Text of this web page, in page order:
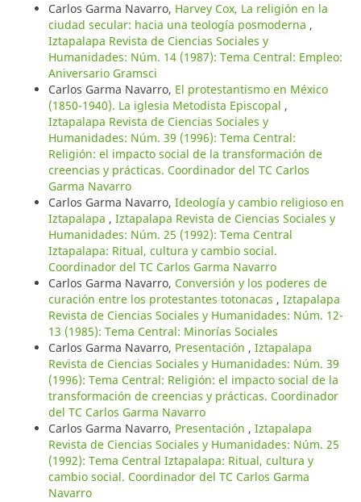
Carlos Garma Navarro, Harvey Cox, La religión en la
ciudad secular: hacia una teología posmoderna ,
Iztapalapa Revista de Ciencias Sociales y
Humanidades: Núm. 14 (1987): Tema Central: Empleo:
Aniversario Gramsci
Carlos Garma Navarro, El protestantismo en México
(1850-1940). La iglesia Metodista Episcopal ,
Iztapalapa Revista de Ciencias Sociales y
Humanidades: Núm. 39 (1996): Tema Central:
Religión: el impacto social de la transformación de
creencias y prácticas. Coordinador del TC Carlos
Garma Navarro
Carlos Garma Navarro, Ideología y cambio religioso en
Iztapalapa , Iztapalapa Revista de Ciencias Sociales y
Humanidades: Núm. 25 (1992): Tema Central
Iztapalapa: Ritual, cultura y cambio social.
Coordinador del TC Carlos Garma Navarro
Carlos Garma Navarro, Conversión y los poderes de
curación entre los protestantes totonacas , Iztapalapa
Revista de Ciencias Sociales y Humanidades: Núm. 12-
13 (1985): Tema Central: Minorías Sociales
Carlos Garma Navarro, Presentación , Iztapalapa
Revista de Ciencias Sociales y Humanidades: Núm. 39
(1996): Tema Central: Religión: el impacto social de la
transformación de creencias y prácticas. Coordinador
del TC Carlos Garma Navarro
Carlos Garma Navarro, Presentación , Iztapalapa
Revista de Ciencias Sociales y Humanidades: Núm. 25
(1992): Tema Central Iztapalapa: Ritual, cultura y
cambio social. Coordinador del TC Carlos Garma
Navarro